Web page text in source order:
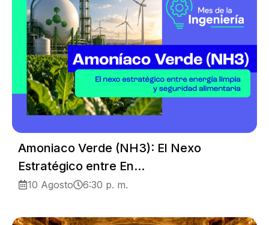
Amoniaco Verde (NH3): El Nexo
Estratégico entre En...
10 Agosto 6:30 p. m.